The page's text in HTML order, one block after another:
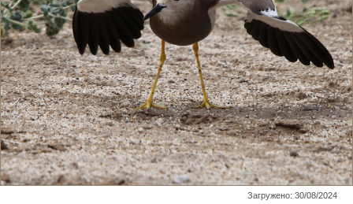
Загружено: 30/08/2024